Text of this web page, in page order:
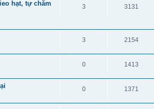
hạt, tự chăm
3 3131
3 2154
0 1413
0 1371